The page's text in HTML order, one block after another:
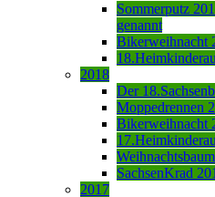
Sommerputz
genannt
Bikerweihnacht
2018
Der
Moppedrennen
Bikerweihnacht
SachsenKrad
2017